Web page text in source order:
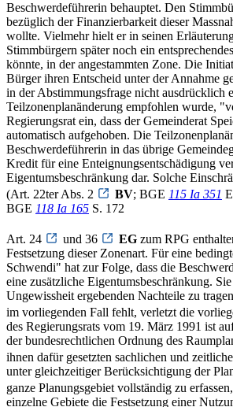
Beschwerdeführerin behauptet. Den
bezüglich der Finanzierbarkeit dieser
wollte. Vielmehr hielt er in seinen
Stimmbürgern später noch ein
könnte, in der angestammten Zone. Die
Bürger ihren Entscheid unter der Annahme
in der Abstimmungsfrage nicht ausdrücklich
Teilzonenplanänderung empfohlen wurde,
Regierungsrat ein, dass der Gemeinderat
automatisch aufgehoben. Die
Beschwerdeführerin in das übrige
Kredit für eine Enteignungsentschädigung
Eigentumsbeschränkung dar. Solche
(Art. 22ter Abs. 2
BV; BGE 115 Ia 351
BGE 118 Ia 165 S. 172
Art. 24 und 36 EG zum RPG
Festsetzung dieser Zonenart. Für eine
Schwendi" hat zur Folge, dass die
eine zusätzliche Eigentumsbeschränkung.
Ungewissheit ergebenden Nachteile zu
im vorliegenden Fall fehlt, verletzt die
des Regierungsrats vom 19. März 1991 ist
der bundesrechtlichen Ordnung des
ihnen dafür gesetzten sachlichen und
unter gleichzeitiger Berücksichtigung der
ganze Planungsgebiet vollständig zu
einzelne Gebiete die Festsetzung einer